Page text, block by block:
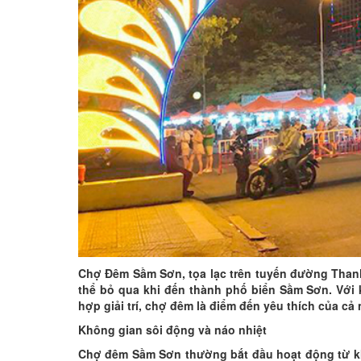
Chợ Đêm Sầm Sơn, tọa lạc trên tuyến đường
thể bỏ qua khi đến thành phố biển Sầm Sơn.
hợp giải trí, chợ đêm là điểm đến yêu thích của
Không gian sôi động và náo nhiệt
Chợ đêm Sầm Sơn thường bắt đầu hoạt động từ